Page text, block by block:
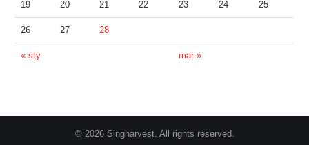
« sty mar »
19 20 21 22 23 24 25
26 27 28
© 2026 Singharvest. All rights reserved.